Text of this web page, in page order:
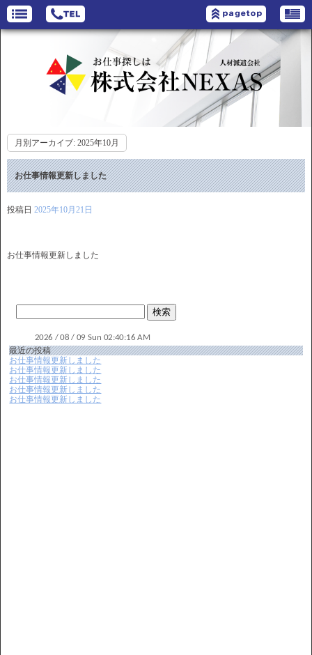
月別アーカイブ: 2025年10月
お仕事情報更新しました
投稿日 2025年10月21日
お仕事情報更新しました
最近の投稿
お仕事情報更新しました
お仕事情報更新しました
お仕事情報更新しました
お仕事情報更新しました
お仕事情報更新しました